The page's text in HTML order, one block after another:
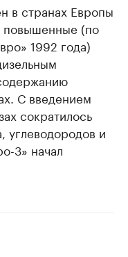
в странах Европы
повышенные (по
1992 года)
С введением
сократилось
углеводородов и
3» начал